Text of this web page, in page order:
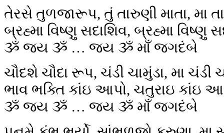
તેરસે તુળજારૂપ, તું તારુણી માતા, મા
બ્રહ્મા વિષ્ણુ સદાશિવ, બ્રહ્મા વિષ્ણુ
ૐ જય ૐ … જય ૐ માઁ જગદંબે
ચૌદશે ચૌદા રૂપ, ચંડી ચામુંડા, મા ચંડી
ભાવ ભક્તિ કાંઇ આપો, ચતુરાઇ કાંઇ
ૐ જય ૐ … જય ૐ માઁ જગદંબે